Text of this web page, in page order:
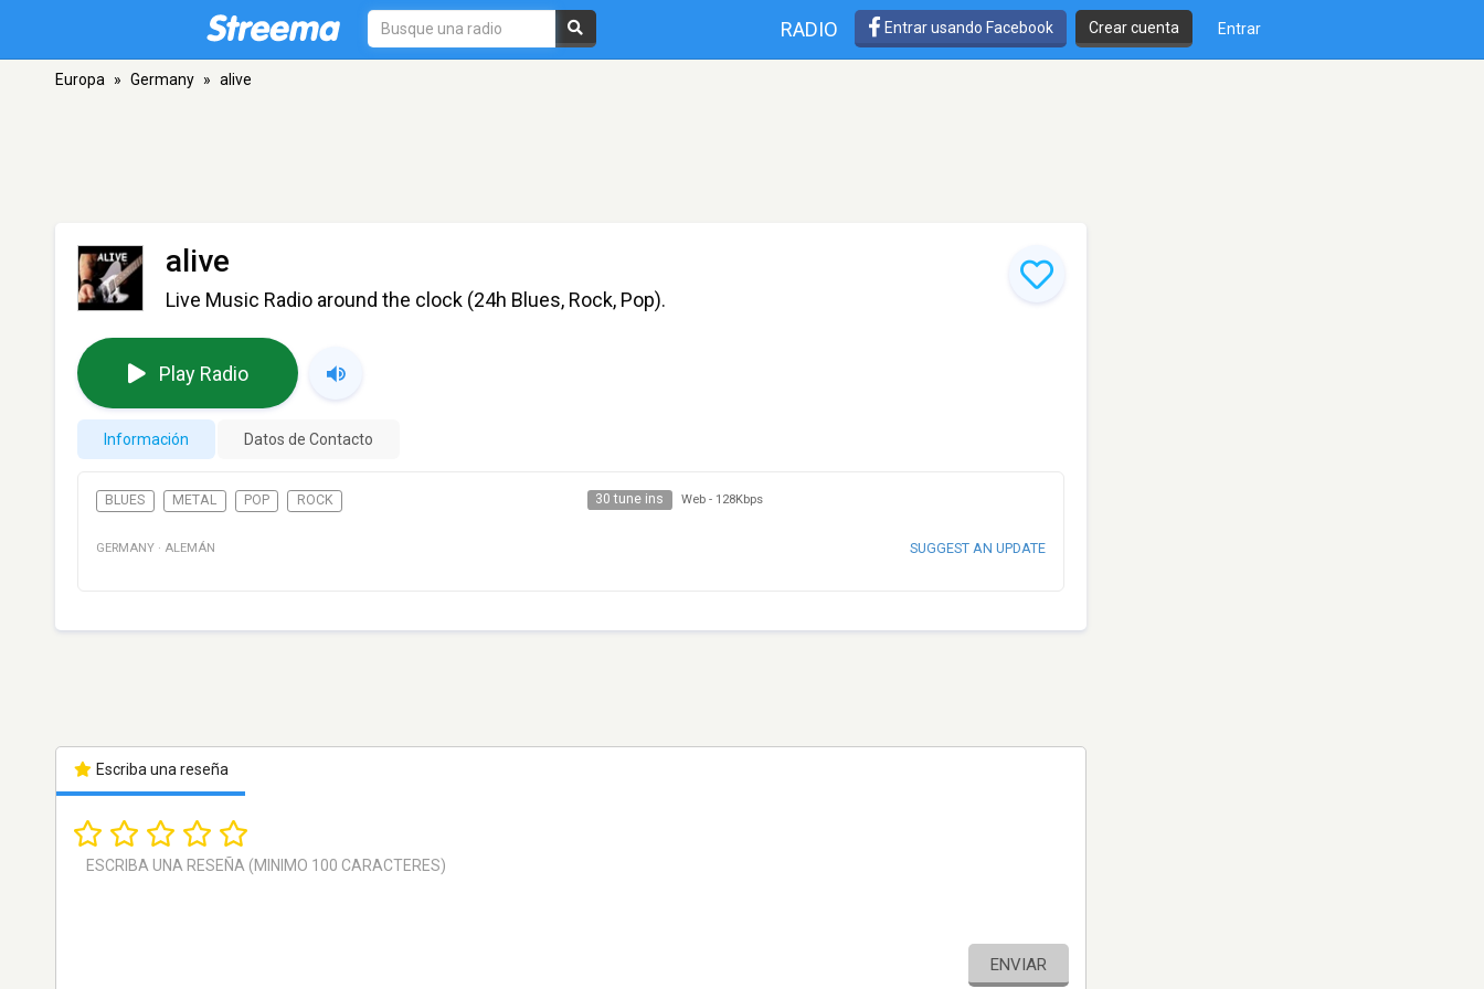
RADIO Entrar usando Facebook Crear cuenta Entrar
Europa » Germany » alive
alive
Live Music Radio around the clock (24h Blues, Rock, Pop).
Play Radio
Información Datos de Contacto
BLUES METAL POP ROCK 30 tune ins Web - 128Kbps
GERMANY · ALEMÁN SUGGEST AN UPDATE
Escriba una reseña
ENVIAR